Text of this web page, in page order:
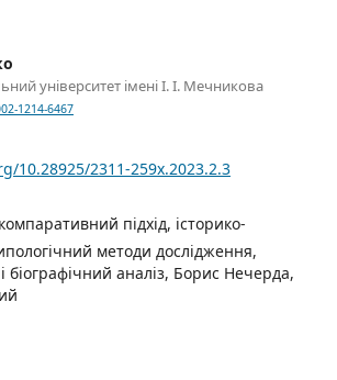
університет імені І. І. Мечникова
1214-6467
10.28925/2311-259x.2023.2.3
компаративний підхід, історико-
методи дослідження,
біографічний аналіз, Борис Нечерда,